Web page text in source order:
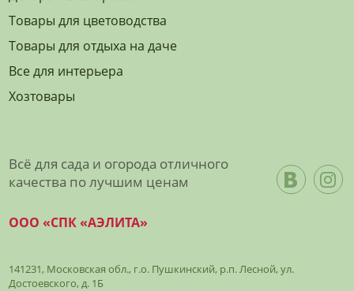
Товары для цветоводства
Товары для отдыха на даче
Все для интерьера
Хозтовары
Всё для сада и огорода отличного
качества по лучшим ценам
ООО «СПК «АЭЛИТА»
141231, Московская обл., г.о. Пушкинский, р.п. Лесной, ул.
Достоевского, д. 1Б